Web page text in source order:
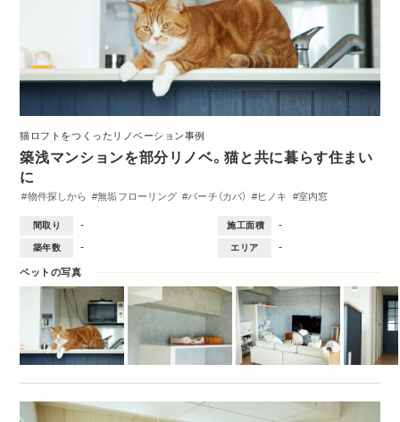
猫ロフトをつくったリノベーション事例
築浅マンションを部分リノベ。猫と共に暮らす住まい
に
物件探しから 無垢フローリング バーチ（カバ） ヒノキ
室内窓
洗面台
ペット
間取り - 施工面積 -
築年数 - エリア -
ペットの写真